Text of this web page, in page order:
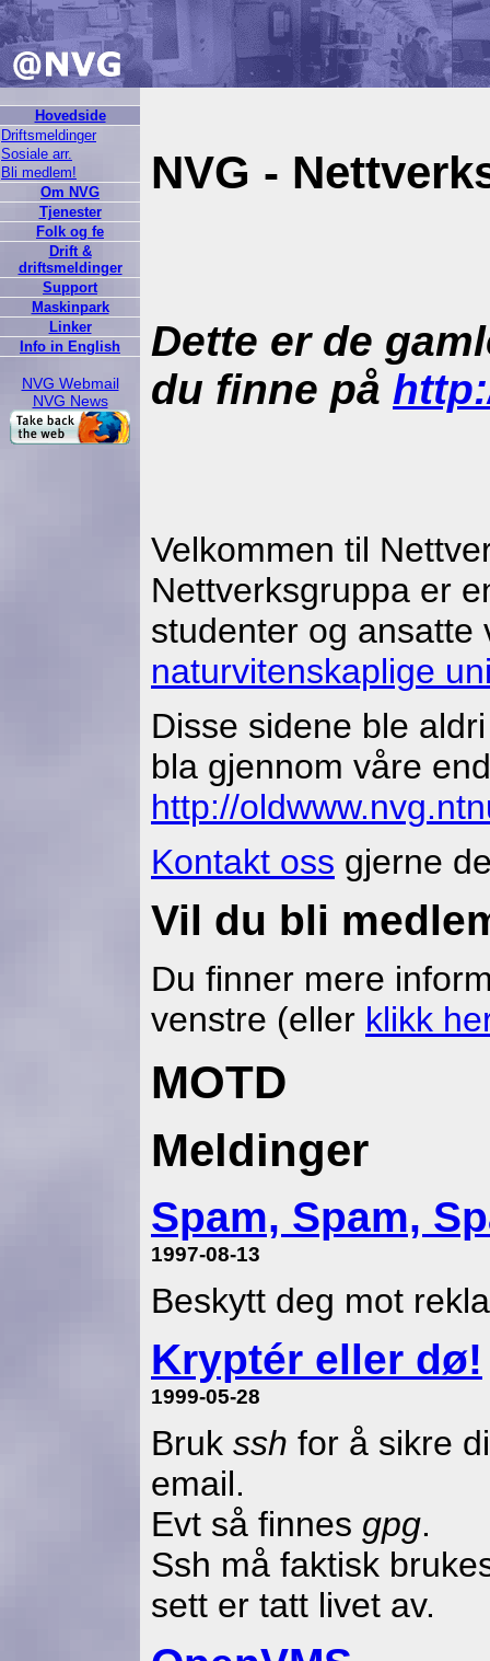
Hovedside
Driftsmeldinger
Sosiale arr.
Bli medlem!
Om NVG
Tjenester
Folk og fe
Drift &
driftsmeldinger
Support
Maskinpark
Linker
Info in English
NVG Webmail
NVG News
NVG -
Dette er de
du finne på
Velkommen til
Nettverksgruppa er
studenter og
naturvitenskaplige
Disse sidene ble
bla gjennom våre
http://
Kontakt oss gjerne
Vil du bli
Du finner mere
venstre (eller klikk
MOTD
Meldinger
Spam, Spam,
1997-08-13
Beskytt deg mot
Kryptér eller dø!
1999-05-28
Bruk ssh for å sikre
email.
Evt så finnes gpg.
Ssh må faktisk
sett er tatt livet av.